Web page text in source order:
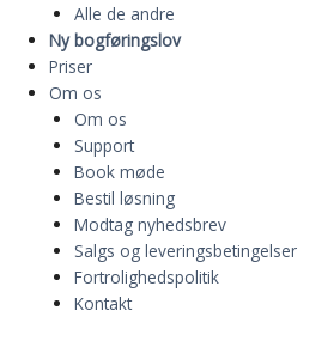
Alle de andre
Ny bogføringslov
Priser
Om os
Om os
Support
Book møde
Bestil løsning
Modtag nyhedsbrev
Salgs og leveringsbetingelser
Fortrolighedspolitik
Kontakt